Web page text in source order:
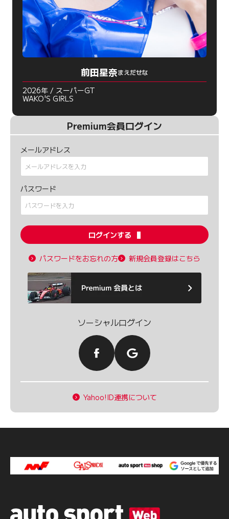
前田星奈まえだせな
2026年 / スーパーGT
WAKO'S GIRLS
Premium会員ログイン
メールアドレス
パスワード
ログインする
パスワードをお忘れの方 新規会員登録はこちら
ソーシャルログイン
Yahoo!ID連携について